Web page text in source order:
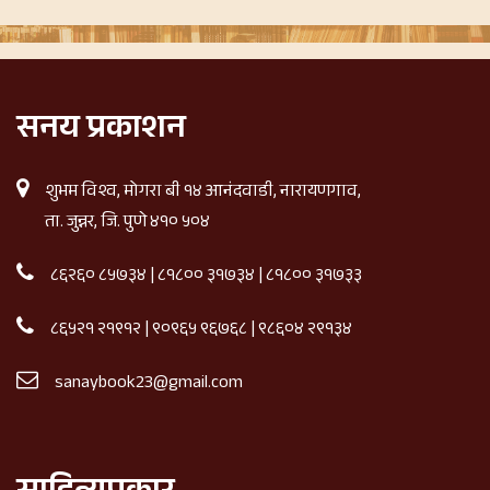
सनय प्रकाशन
शुभम विश्व, मोगरा बी १४ आनंदवाडी, नारायणगाव,
ता. जुन्नर, जि. पुणे ४१० ५०४
८६२६० ८५७३४|८१८०० ३१७३४|८१८०० ३१७३३
८६५२१ २१९१२|९०९६५ ९६७६८|९८६०४ २९१३४
sanaybook23@gmail.com